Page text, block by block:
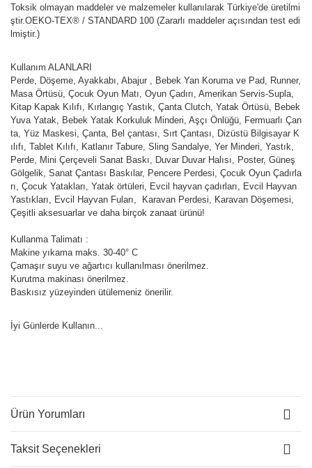
Toksik olmayan maddeler ve malzemeler kullanılarak Türkiye'de üretilmi
ştir.OEKO-TEX® / STANDARD 100 (Zararlı maddeler açısından test edi
lmiştir.)
Kullanım ALANLARI
Perde, Döşeme, Ayakkabı, Abajur , Bebek Yan Koruma ve Pad, Runner,
Masa Örtüsü, Çocuk Oyun Matı, Oyun Çadırı, Amerikan Servis-Supla,
Kitap Kapak Kılıfı, Kırlangıç Yastık, Çanta Clutch, Yatak Örtüsü, Bebek
Yuva Yatak, Bebek Yatak Korkuluk Minderi, Aşçı Önlüğü, Fermuarlı Çan
ta, Yüz Maskesi, Çanta, Bel çantası, Sırt Çantası, Dizüstü Bilgisayar K
ılıfı, Tablet Kılıfı, Katlanır Tabure, Sling Sandalye, Yer Minderi, Yastık,
Perde, Mini Çerçeveli Sanat Baskı, Duvar Duvar Halısı, Poster, Güneş
Gölgelik, Sanat Çantası Baskılar, Pencere Perdesi, Çocuk Oyun Çadırla
rı, Çocuk Yatakları, Yatak örtüleri, Evcil hayvan çadırları, Evcil Hayvan
Yastıkları, Evcil Hayvan Fuları, Karavan Perdesi, Karavan Döşemesi,
Çeşitli aksesuarlar ve daha birçok zanaat ürünü!
Kullanma Talimatı :
Makine yıkama maks. 30-40° C
Çamaşır suyu ve ağartıcı kullanılması önerilmez.
Kurutma makinası önerilmez.
Baskısız yüzeyinden ütülemeniz önerilir.
İyi Günlerde Kullanın...
Ürün Yorumları
Taksit Seçenekleri